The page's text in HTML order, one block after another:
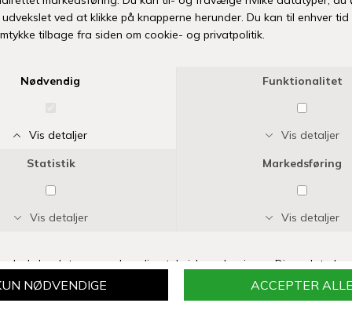
Vi anbefaler også
PERNILLE CORYDON
ANNAVII